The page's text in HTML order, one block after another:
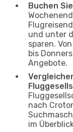
Buchen
und unter
sparen.
bis
Angebote.
nach
im